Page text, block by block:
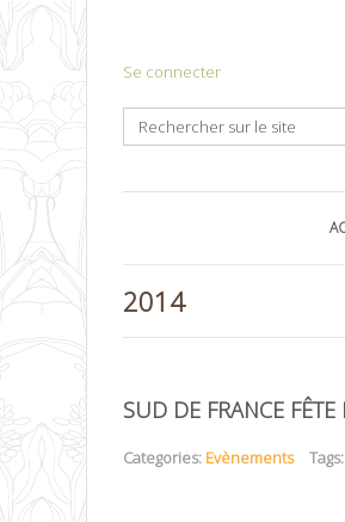
Se connecter
2014
SUD DE FRANCE
Categories: Evènements Tags: